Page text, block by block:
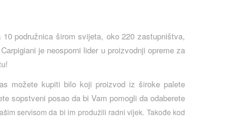
podružnica širom svijeta, oko 220 zastupništva,
je neosporni lider u proizvodnji opreme za
možete kupiti bilo koji proizvod iz široke palete
sopstveni posao da bi Vam pomogli da odaberete
servisom da bi im produžili radni vijek. Takođe kod